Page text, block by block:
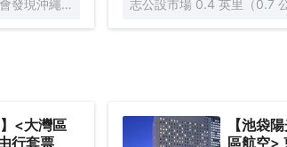
發現沖繩
心細緻的入
供了咖啡
來滿足旅客
一處消遣的
志公設市場 0.4 英里（0.7
<大灣區
行套票
【池袋
區航空>